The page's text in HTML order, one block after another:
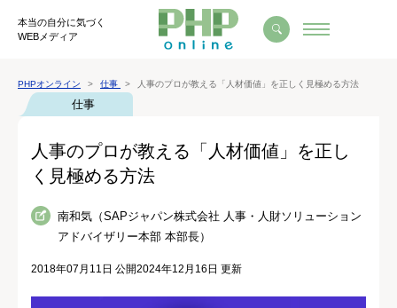
本当の自分に気づく
WEBメディア
PHPオンライン 仕事 人事のプロが教える「人材価値」を正しく見極める方法
仕事
人事のプロが教える「人材価値」を正し
く見極める方法
南和気（SAPジャパン株式会社 人事・人財ソリューション
アドバイザリー本部 本部長）
2018年07月11日 公開2024年12月16日 更新